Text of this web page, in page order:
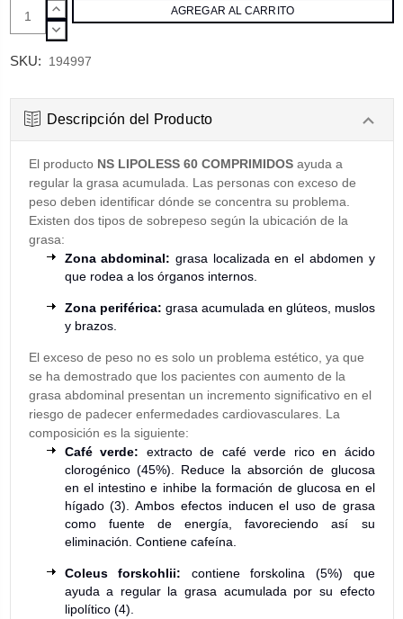
AUMENTAR
CANTIDAD:
DISMINUIR
SKU: 194997
Descripción del Producto
El producto NS LIPOLESS 60 COMPRIMIDOSayuda a
regular la grasa acumulada. Las personas con exceso de
peso deben identificar dónde se concentra su problema.
Existen dos tipos de sobrepeso según la ubicación de la
grasa:
Zona abdominal: grasa localizada en el abdomen y
que rodea a los órganos internos.
Zona periférica: grasa acumulada en glúteos, muslos
y brazos.
El exceso de peso no es solo un problema estético, ya que
se ha demostrado que los pacientes con aumento de la
grasa abdominal presentan un incremento significativo en el
riesgo de padecer enfermedades cardiovasculares. La
composición es la siguiente:
Café verde: extracto de café verde rico en ácido
clorogénico (45%). Reduce la absorción de glucosa
en el intestino e inhibe la formación de glucosa en el
hígado (3). Ambos efectos inducen el uso de grasa
como fuente de energía, favoreciendo así su
eliminación. Contiene cafeína.
Coleus forskohlii: contiene forskolina (5%) que
ayuda a regular la grasa acumulada por su efecto
lipolítico (4).